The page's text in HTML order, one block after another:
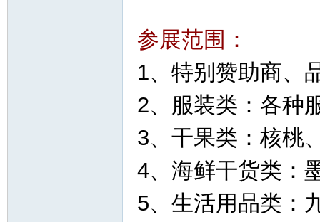
参展范围：
1、特别赞助商、
2、服装类：各种
3、干果类：核桃
4、海鲜干货类：
5、生活用品类：